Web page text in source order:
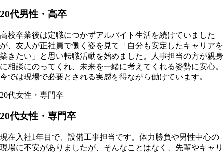
20代男性・高卒
高校卒業後は定職につかずアルバイト生活を続けていました
が、友人が正社員で働く姿を見て「自分も安定したキャリアを
築きたい」と思い転職活動を始めました。人事担当の方が親身
に相談にのってくれ、未来を一緒に考えてくれる姿勢に安心。
今では現場で必要とされる実感を得ながら働けています。
20代女性・専門卒
20代女性・専門卒
現在入社1年目で、設備工事担当です。体力勝負や男性中心の
現場に不安がありましたが、そんなことはなく、先輩やキャリ